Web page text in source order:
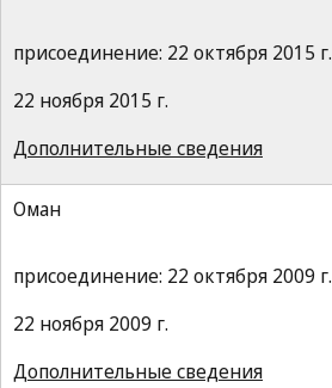
присоединение: 22 октября 2015 г.
22 ноября 2015 г.
Дополнительные сведения
Оман
присоединение: 22 октября 2009 г.
22 ноября 2009 г.
Дополнительные сведения